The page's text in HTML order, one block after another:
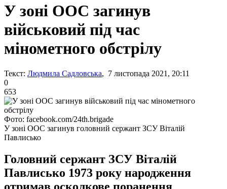
У зоні ООС загинув
військовий під час
мінометного обстрілу
Текст: Людмила Садловська, 7 листопада 2021, 20:11
0
653
Фото: facebook.com/24th.brigade
У зоні ООС загинув головний сержант ЗСУ Віталій
Павлисько
Головний сержант ЗСУ Віталій
Павлисько 1973 року народження
отримав осколкове поранення